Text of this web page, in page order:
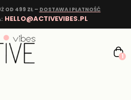
OD 499 ZŁ – DOSTAWA I PŁATNOŚĆ
HELLO@ACTIVEVIBES.PL
1